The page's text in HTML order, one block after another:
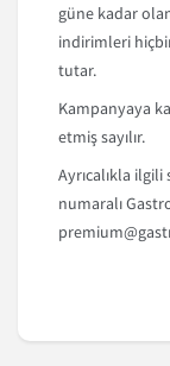
güne kadar
indirimleri
tutar.
Kampanyaya
etmiş sayılır.
Ayrıcalıkla
numaralı